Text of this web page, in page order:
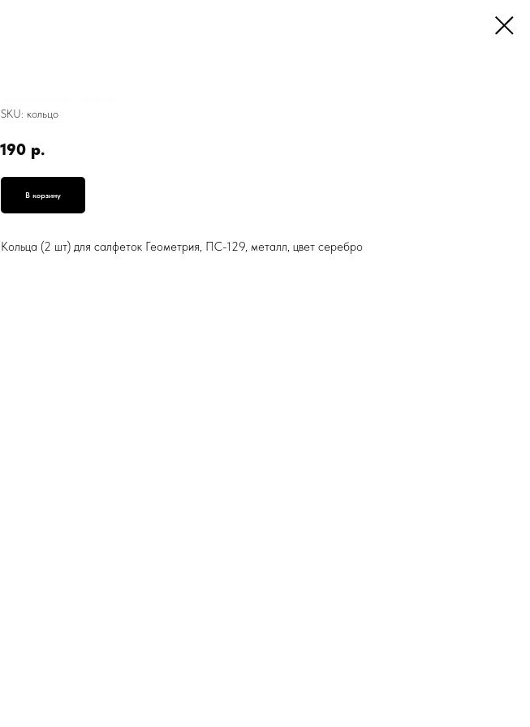
SKU: кольцо
190 р.
В корзину
Кольца (2 шт) для салфеток Геометрия, ПС-129, металл, цвет серебро